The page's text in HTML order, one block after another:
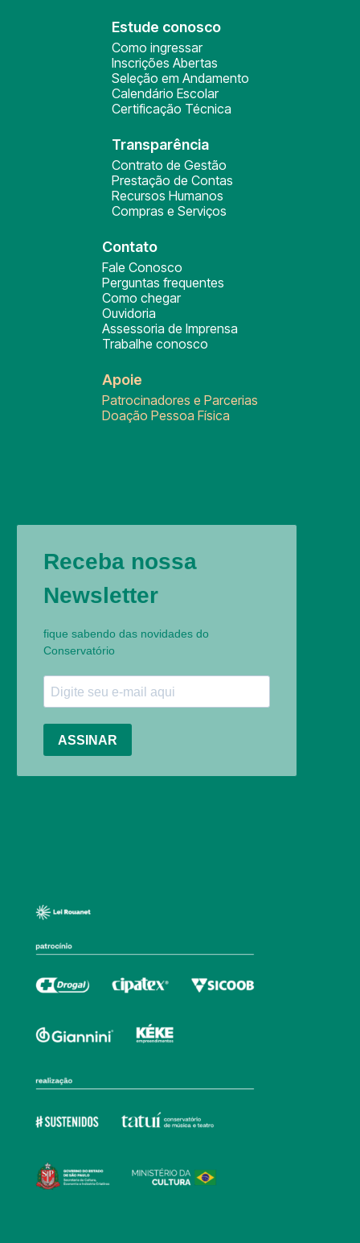
Estude conosco
Como ingressar
Inscrições Abertas
Seleção em Andamento
Calendário Escolar
Certificação Técnica
Transparência
Contrato de Gestão
Prestação de Contas
Recursos Humanos
Compras e Serviços
Contato
Fale Conosco
Perguntas frequentes
Como chegar
Ouvidoria
Assessoria de Imprensa
Trabalhe conosco
Apoie
Patrocinadores e Parcerias
Doação Pessoa Física